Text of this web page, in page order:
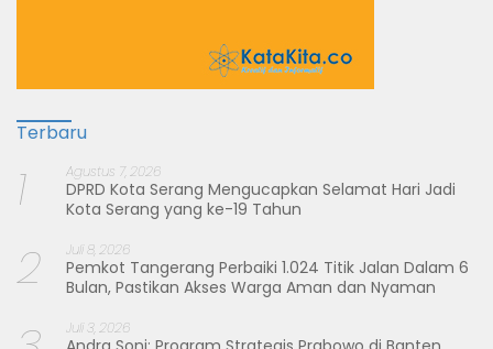
Terbaru
1 Agustus 7, 2026
DPRD Kota Serang Mengucapkan Selamat Hari Jadi
Kota Serang yang ke-19 Tahun
2 Juli 8, 2026
Pemkot Tangerang Perbaiki 1.024 Titik Jalan Dalam 6
Bulan, Pastikan Akses Warga Aman dan Nyaman
Juli 3, 2026